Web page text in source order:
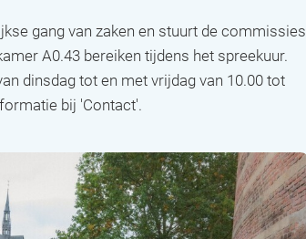
gang van zaken en stuurt de commissies
A0.43 bereiken tijdens het spreekuur.
dinsdag tot en met vrijdag van 10.00 tot
bij 'Contact'.